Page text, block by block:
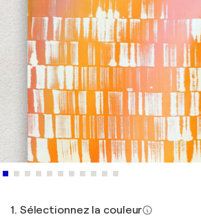
1. Sélectionnez la couleur